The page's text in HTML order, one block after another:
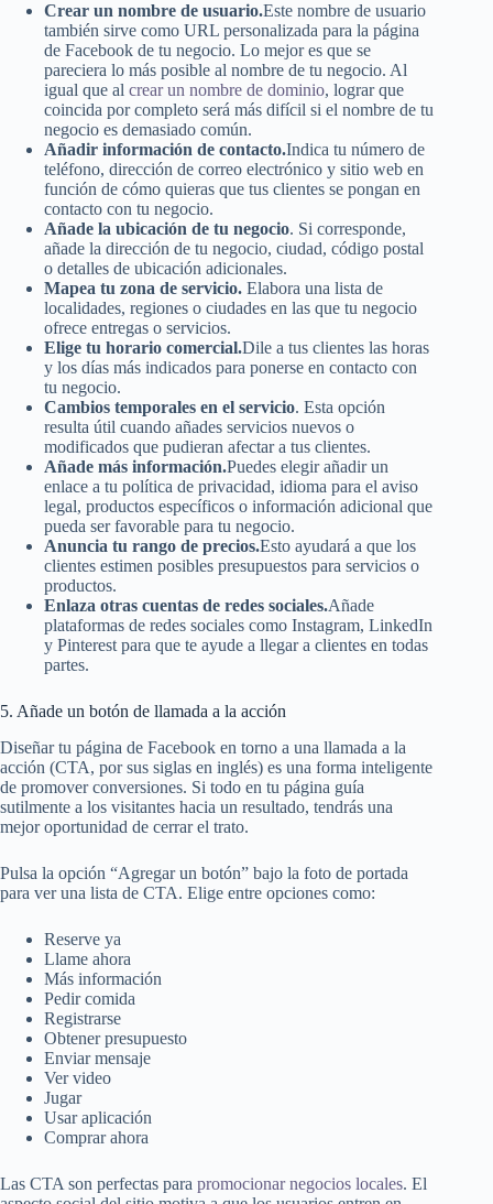
Crear un nombre de usuario.Este nombre de usuario
también sirve como URL personalizada para la página
de Facebook de tu negocio. Lo mejor es que se
pareciera lo más posible al nombre de tu negocio. Al
igual que al crear un nombre de dominio, lograr que
coincida por completo será más difícil si el nombre de tu
negocio es demasiado común.
Añadir información de contacto.Indica tu número de
teléfono, dirección de correo electrónico y sitio web en
función de cómo quieras que tus clientes se pongan en
contacto con tu negocio.
Añade la ubicación de tu negocio. Si corresponde,
añade la dirección de tu negocio, ciudad, código postal
o detalles de ubicación adicionales.
Mapea tu zona de servicio. Elabora una lista de
localidades, regiones o ciudades en las que tu negocio
ofrece entregas o servicios.
Elige tu horario comercial.Dile a tus clientes las horas
y los días más indicados para ponerse en contacto con
tu negocio.
Cambios temporales en el servicio. Esta opción
resulta útil cuando añades servicios nuevos o
modificados que pudieran afectar a tus clientes.
Añade más información.Puedes elegir añadir un
enlace a tu política de privacidad, idioma para el aviso
legal, productos específicos o información adicional que
pueda ser favorable para tu negocio.
Anuncia tu rango de precios.Esto ayudará a que los
clientes estimen posibles presupuestos para servicios o
productos.
Enlaza otras cuentas de redes sociales.Añade
plataformas de redes sociales como Instagram, LinkedIn
y Pinterest para que te ayude a llegar a clientes en todas
partes.
5. Añade un botón de llamada a la acción
Diseñar tu página de Facebook en torno a una llamada a la
acción (CTA, por sus siglas en inglés) es una forma inteligente
de promover conversiones. Si todo en tu página guía
sutilmente a los visitantes hacia un resultado, tendrás una
mejor oportunidad de cerrar el trato.
Pulsa la opción “Agregar un botón” bajo la foto de portada
para ver una lista de CTA. Elige entre opciones como:
Reserve ya
Llame ahora
Más información
Pedir comida
Registrarse
Obtener presupuesto
Enviar mensaje
Ver video
Jugar
Usar aplicación
Comprar ahora
Las CTA son perfectas para promocionar negocios locales. El